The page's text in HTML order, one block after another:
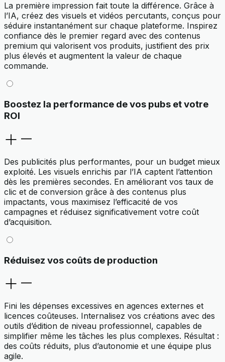
La première impression fait toute la différence. Grâce à
l’IA, créez des visuels et vidéos percutants, conçus pour
séduire instantanément sur chaque plateforme. Inspirez
confiance dès le premier regard avec des contenus
premium qui valorisent vos produits, justifient des prix
plus élevés et augmentent la valeur de chaque
commande.
Boostez la performance de vos pubs et votre
ROI
Des publicités plus performantes, pour un budget mieux
exploité. Les visuels enrichis par l’IA captent l’attention
dès les premières secondes. En améliorant vos taux de
clic et de conversion grâce à des contenus plus
impactants, vous maximisez l’efficacité de vos
campagnes et réduisez significativement votre coût
d’acquisition.
Réduisez vos coûts de production
Fini les dépenses excessives en agences externes et
licences coûteuses. Internalisez vos créations avec des
outils d’édition de niveau professionnel, capables de
simplifier même les tâches les plus complexes. Résultat :
des coûts réduits, plus d’autonomie et une équipe plus
agile.